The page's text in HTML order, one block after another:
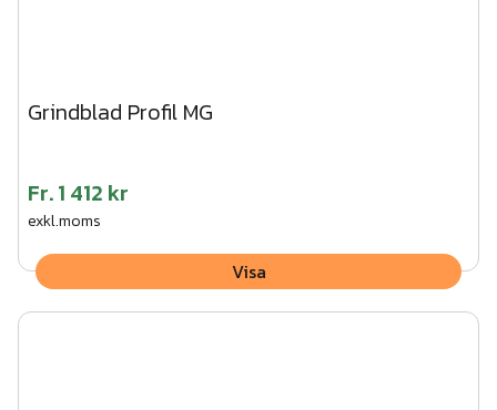
Grindblad Profil MG
Fr.1 412 kr
exkl.moms
Visa